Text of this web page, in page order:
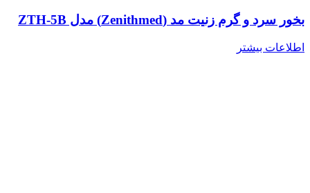
بخور سرد و گرم زنیت مد (Zenithmed) مدل ZTH-5B
اطلاعات بیشتر